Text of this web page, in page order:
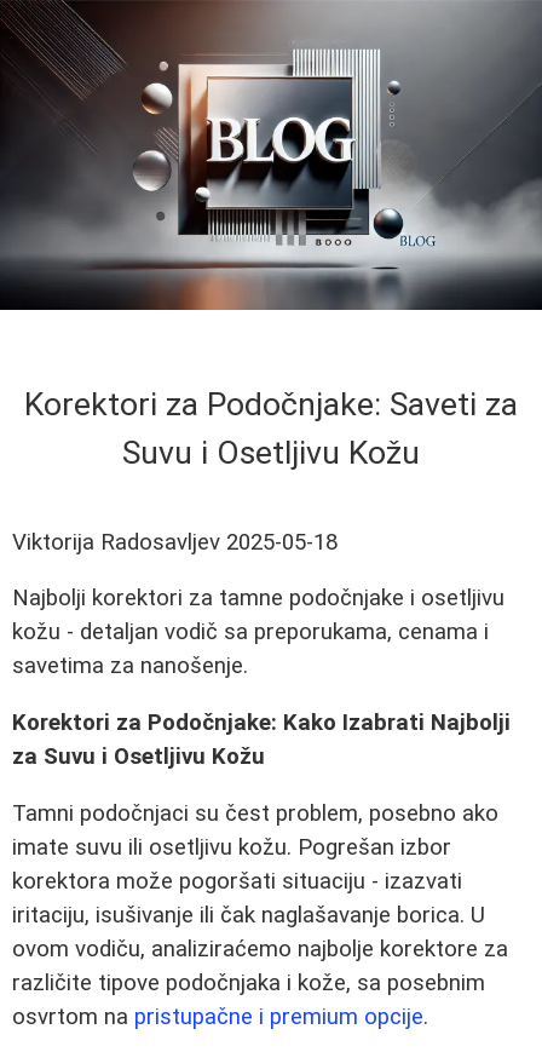
Korektori za Podočnjake: Saveti za
Suvu i Osetljivu Kožu
Viktorija Radosavljev 2025-05-18
Najbolji korektori za tamne podočnjake i osetljivu
kožu - detaljan vodič sa preporukama, cenama i
savetima za nanošenje.
Korektori za Podočnjake: Kako Izabrati Najbolji
za Suvu i Osetljivu Kožu
Tamni podočnjaci su čest problem, posebno ako
imate suvu ili osetljivu kožu. Pogrešan izbor
korektora može pogoršati situaciju - izazvati
iritaciju, isušivanje ili čak naglašavanje borica. U
ovom vodiču, analiziraćemo najbolje korektore za
različite tipove podočnjaka i kože, sa posebnim
osvrtom na pristupačne i premium opcije.